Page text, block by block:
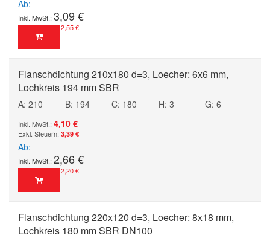
Ab
3,09 €
2,55 €
Flanschdichtung 210x180 d=3, Loecher: 6x6 mm,
Lochkreis 194 mm SBR
A: 210 B: 194 C: 180 H: 3
G: 6
4,10 €
3,39 €
Ab
2,66 €
2,20 €
Flanschdichtung 220x120 d=3, Loecher: 8x18 mm,
Lochkreis 180 mm SBR DN100